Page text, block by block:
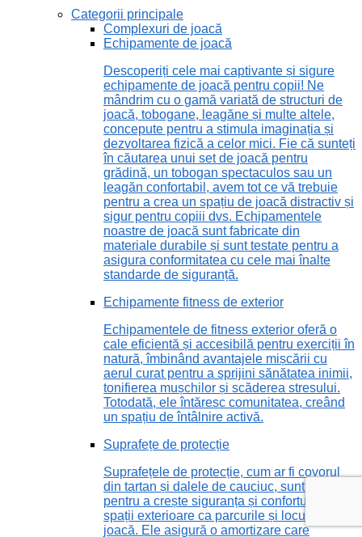
Categorii principale
Complexuri de joacă
Echipamente de joacă
Descoperiți cele mai captivante și sigure
echipamente de joacă pentru copii! Ne
mândrim cu o gamă variată de structuri de
joacă, tobogane, leagăne și multe altele,
concepute pentru a stimula imaginația și
dezvoltarea fizică a celor mici. Fie că sunteți
în căutarea unui set de joacă pentru
grădină, un tobogan spectaculos sau un
leagăn confortabil, avem tot ce vă trebuie
pentru a crea un spațiu de joacă distractiv și
sigur pentru copiii dvs. Echipamentele
noastre de joacă sunt fabricate din
materiale durabile și sunt testate pentru a
asigura conformitatea cu cele mai înalte
standarde de siguranță.
Echipamente fitness de exterior
Echipamentele de fitness exterior oferă o
cale eficientă și accesibilă pentru exerciții în
natură, îmbinând avantajele mișcării cu
aerul curat pentru a sprijini sănătatea inimii,
tonifierea mușchilor și scăderea stresului.
Totodată, ele întăresc comunitatea, creând
un spațiu de întâlnire activă.
Suprafețe de protecție
Suprafețele de protecție, cum ar fi covorul
din tartan și dalele de cauciuc, sunt vitale
pentru a crește siguranța și confortul în
spații exterioare ca parcurile și locurile de
joacă. Ele asigură o amortizare care